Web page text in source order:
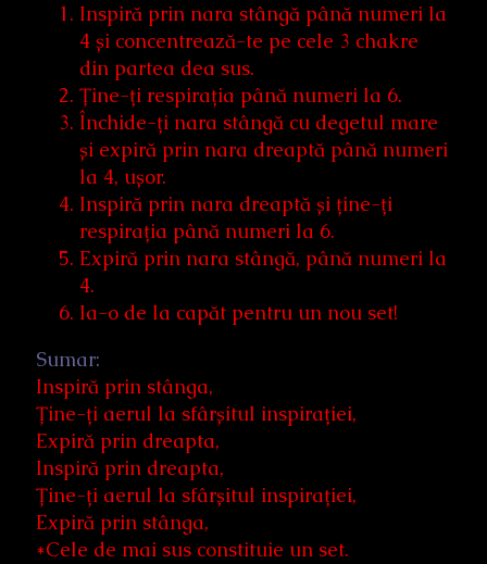
Inspiră prin nara stângă până numeri la
4 și concentrează-te pe cele 3 chakre
din partea dea sus.
Ține-ți respirația până numeri la 6.
Închide-ți nara stângă cu degetul mare
și expiră prin nara dreaptă până numeri
la 4, ușor.
Inspiră prin nara dreaptă și ține-ți
respirația până numeri la 6.
Expiră prin nara stângă, până numeri la
4.
Ia-o de la capăt pentru un nou set!
Sumar:
Inspiră prin stânga,
Ține-ți aerul la sfârșitul inspirației,
Expiră prin dreapta,
Inspiră prin dreapta,
Ține-ți aerul la sfârșitul inspirației,
Expiră prin stânga,
*Cele de mai sus constituie un set.